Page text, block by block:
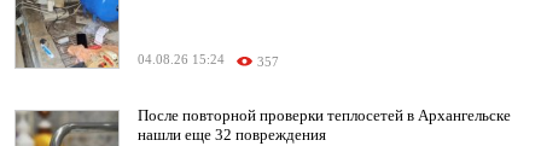
04.08.26 15:24 357
После повторной проверки теплосетей в Архангельске
нашли еще 32 повреждения